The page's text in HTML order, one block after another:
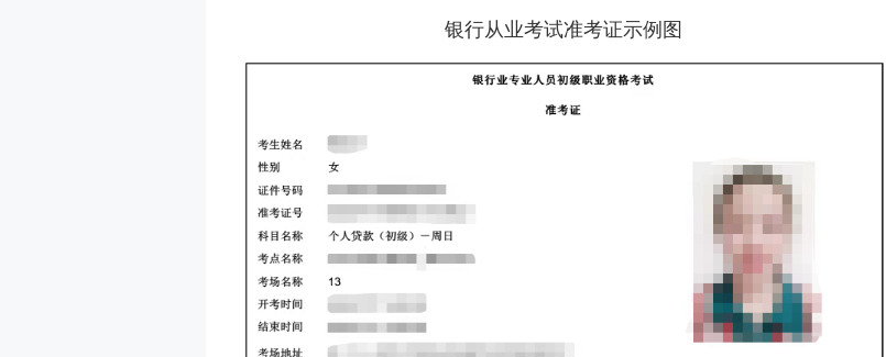
银行从业考试准考证示例图